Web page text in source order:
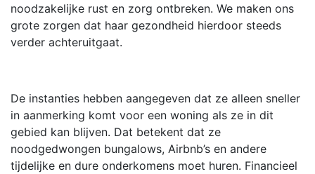
noodzakelijke rust en zorg ontbreken. We maken ons
grote zorgen dat haar gezondheid hierdoor steeds
verder achteruitgaat.
De instanties hebben aangegeven dat ze alleen sneller
in aanmerking komt voor een woning als ze in dit
gebied kan blijven. Dat betekent dat ze
noodgedwongen bungalows, Airbnb’s en andere
tijdelijke en dure onderkomens moet huren. Financieel